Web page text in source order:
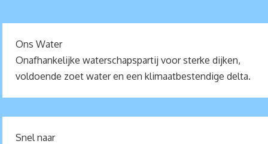
Ons Water
Onafhankelijke waterschapspartij voor sterke dijken,
voldoende zoet water en een klimaatbestendige delta.
Snel naar